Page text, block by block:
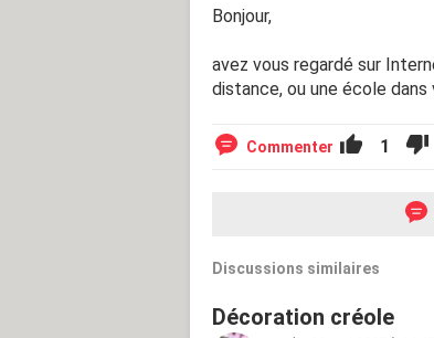
Bonjour,
avez vous regardé sur
distance, ou une école dans
Commenter 1
Discussions similaires
Décoration créole